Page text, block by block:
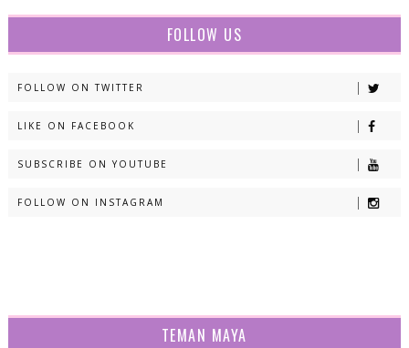
FOLLOW US
FOLLOW ON TWITTER
LIKE ON FACEBOOK
SUBSCRIBE ON YOUTUBE
FOLLOW ON INSTAGRAM
TEMAN MAYA